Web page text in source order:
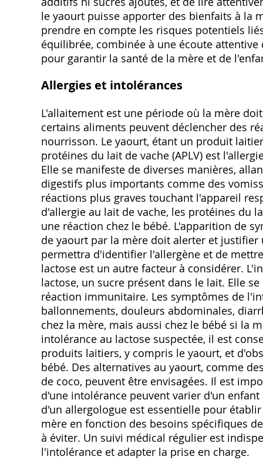
le yaourt puisse apporter des bienfaits à la
prendre en compte les risques potentiels
équilibrée‚ combinée à une écoute
pour garantir la santé de la mère et de
Allergies et intolérances
L'allaitement est une période où la mère
certains aliments peuvent déclencher des
nourrisson. Le yaourt‚ étant un produit
protéines du lait de vache (APLV) est
Elle se manifeste de diverses manières‚
digestifs plus importants comme des
réactions plus graves touchant l'appareil
d'allergie au lait de vache‚ les protéines du
une réaction chez le bébé. L'apparition de
de yaourt par la mère doit alerter et
permettra d'identifier l'allergène et de
lactose est un autre facteur à considérer.
lactose‚ un sucre présent dans le lait. Elle
réaction immunitaire. Les symptômes de
ballonnements‚ douleurs abdominales‚
chez la mère‚ mais aussi chez le bébé si la
intolérance au lactose suspectée‚ il est
produits laitiers‚ y compris le yaourt‚ et
bébé. Des alternatives au yaourt‚ comme
de coco‚ peuvent être envisagées. Il est
d'une intolérance peuvent varier d'un
d'un allergologue est essentielle pour
mère en fonction des besoins spécifiques
à éviter. Un suivi médical régulier est
l'intolérance et adapter la prise en charge.